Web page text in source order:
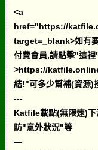
<a
href="https://
target=_blank>如有
付費會員,請點擊"這
>https://
結!"可多少幫補(資源)
---
Katfile載點(無限速)下
防"意外狀況"等
—